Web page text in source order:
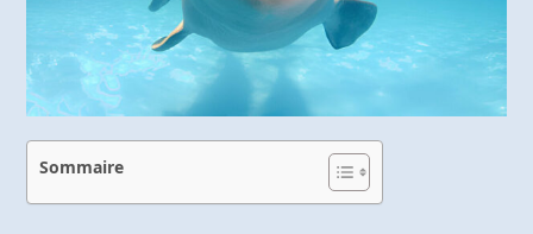
Sommaire